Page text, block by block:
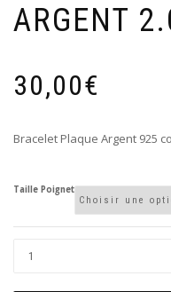
ARGENT
30,00€
Bracelet Plaque Argent 925
Taille Poignet